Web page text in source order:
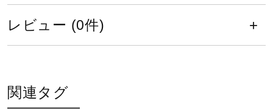
その他
サポート
サイズ
カラー
レビュー (0件)
関連タグ